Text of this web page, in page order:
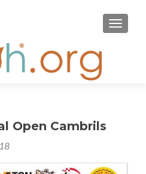
MENU
Open Cambrils